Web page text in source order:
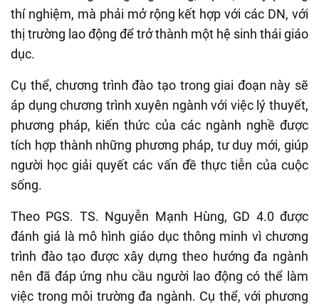
thí nghiệm, mà phải mở rộng kết hợp với các DN, với
thị trường lao động để trở thành một hệ sinh thái giáo
dục.
Cụ thể, chương trình đào tạo trong giai đoạn này sẽ
áp dụng chương trình xuyên ngành với việc lý thuyết,
phương pháp, kiến thức của các ngành nghề được
tích hợp thành những phương pháp, tư duy mới, giúp
người học giải quyết các vấn đề thực tiễn của cuộc
sống.
Theo PGS. TS. Nguyễn Mạnh Hùng, GD 4.0 được
đánh giá là mô hình giáo dục thông minh vì chương
trình đào tạo được xây dựng theo hướng đa ngành
nên đã đáp ứng nhu cầu người lao động có thể làm
việc trong môi trường đa ngành. Cụ thể, với phương